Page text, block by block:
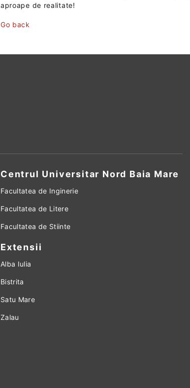
aproape de realitate!
Go back
Centrul Universitar Nord Baia Mare
Facultatea de Inginerie
Facultatea de Litere
Facultatea de Stiinte
Extensii
Alba Iulia
Bistrita
Satu Mare
Zalau